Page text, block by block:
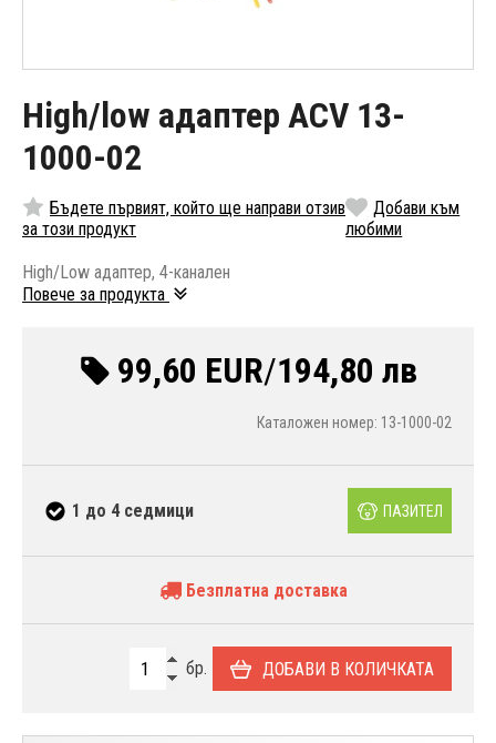
High/low адаптер ACV 13-
1000-02
Бъдете първият, който ще направи отзив
за този продукт
Добави към
любими
High/Low адаптер, 4-канален
Повече за продукта
99,60 EUR/194,80 лв
Каталожен номер: 13-1000-02
1 до 4 седмици ПАЗИТЕЛ
Безплатна доставка
бр. ДОБАВИ В КОЛИЧКАТА